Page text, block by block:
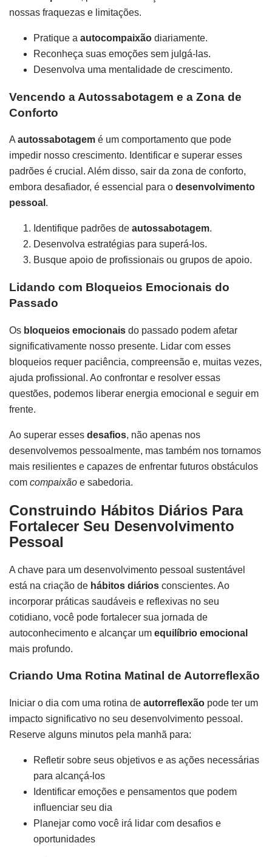
nossas fraquezas e limitações.
Pratique a autocompaixão diariamente.
Reconheça suas emoções sem julgá-las.
Desenvolva uma mentalidade de crescimento.
Vencendo a Autossabotagem e a Zona de
Conforto
A autossabotagem é um comportamento que pode
impedir nosso crescimento. Identificar e superar esses
padrões é crucial. Além disso, sair da zona de conforto,
embora desafiador, é essencial para o desenvolvimento
pessoal .
Identifique padrões de autossabotagem.
Desenvolva estratégias para superá-los.
Busque apoio de profissionais ou grupos de apoio.
Lidando com Bloqueios Emocionais do
Passado
Os bloqueios emocionais do passado podem afetar
significativamente nosso presente. Lidar com esses
bloqueios requer paciência, compreensão e, muitas vezes,
ajuda profissional. Ao confrontar e resolver essas
questões, podemos liberar energia emocional e seguir em
frente.
Ao superar esses desafios, não apenas nos
desenvolvemos pessoalmente, mas também nos tornamos
mais resilientes e capazes de enfrentar futuros obstáculos
com compaixão e sabedoria.
Construindo Hábitos Diários Para
Fortalecer Seu Desenvolvimento
Pessoal
A chave para um desenvolvimento pessoal sustentável
está na criação de hábitos diários conscientes. Ao
incorporar práticas saudáveis e reflexivas no seu
cotidiano, você pode fortalecer sua jornada de
autoconhecimento e alcançar um equilíbrio emocional
mais profundo.
Criando Uma Rotina Matinal de Autorreflexão
Iniciar o dia com uma rotina de autorreflexão pode ter um
impacto significativo no seu desenvolvimento pessoal.
Reserve alguns minutos pela manhã para:
Refletir sobre seus objetivos e as ações necessárias
para alcançá-los
Identificar emoções e pensamentos que podem
influenciar seu dia
Planejar como você irá lidar com desafios e
oportunidades